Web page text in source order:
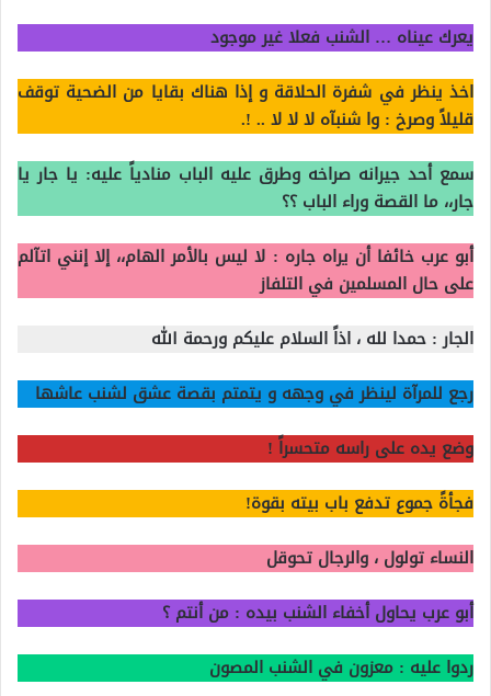
يعرك عيناه … الشنب فعلا غير موجود
اخذ ينظر في شفرة الحلاقة و إذا هناك بقايا من الضحية توقف
قليلاً وصرخ : وا شنبآه لا لا لا .. !.
سمع أحد جيرانه صراخه وطرق عليه الباب منادياً عليه: يا جار يا
جار،، ما القصة وراء الباب ؟؟
أبو عرب خائفا أن يراه جاره : لا ليس بالأمر الهام،، إلا إنني اتآلم
على حال المسلمين في التلفاز
الجار : حمدا لله ، اذاً السلام عليكم ورحمة الله
رجع للمرآة لينظر في وجهه و يتمتم بقصة عشق لشنب عاشها
وضع يده على راسه متحسراً !
فجأةً جموع تدفع باب بيته بقوة!
النساء تولول ، والرجال تحوقل
أبو عرب يحاول أخفاء الشنب بيده : من أنتم ؟
ردوا عليه : معزون في الشنب المصون